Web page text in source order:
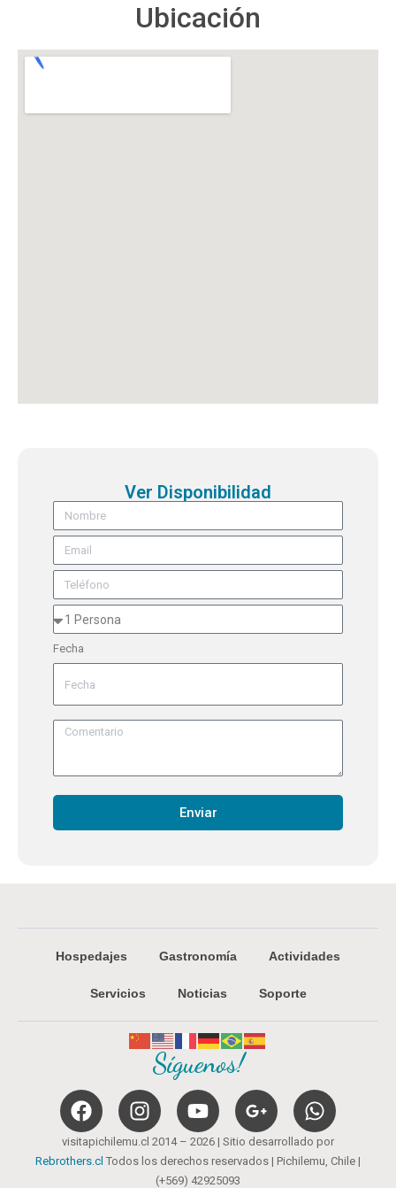
Ubicación
Ver Disponibilidad
Fecha
Enviar
Hospedajes Gastronomía Actividades
Servicios Noticias Soporte
Síguenos!
visitapichilemu.cl 2014 – 2026 | Sitio desarrollado por
Rebrothers.cl Todos los derechos reservados | Pichilemu, Chile |
(+569) 42925093